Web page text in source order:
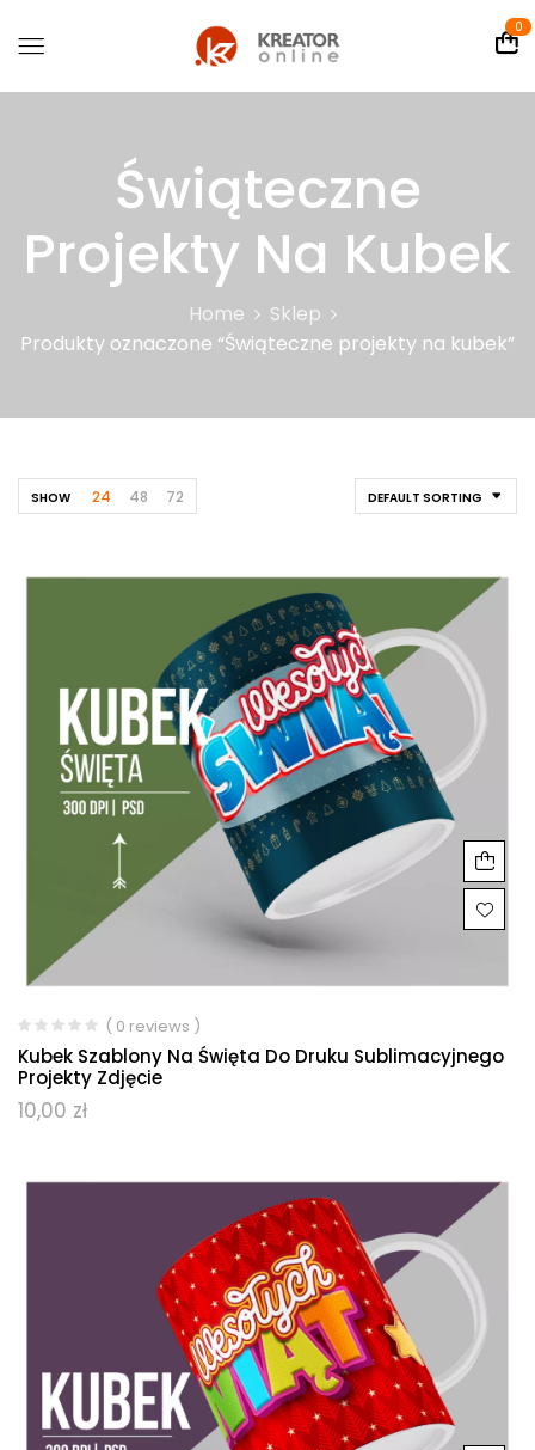
0
Świąteczne
Projekty Na Kubek
Home
Sklep
Produkty oznaczone “Świąteczne projekty na kubek”
DEFAULT SORTING
SHOW 24 48 72
( 0 reviews )
Kubek Szablony Na Święta Do Druku Sublimacyjnego
Projekty Zdjęcie
10,00 zł